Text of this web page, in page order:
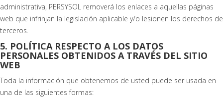
administrativa, PERSYSOL removerá los enlaces a aquellas páginas
web que infrinjan la legislación aplicable y/o lesionen los derechos de
terceros.
5. POLÍTICA RESPECTO A LOS DATOS
PERSONALES OBTENIDOS A TRAVÉS DEL SITIO
WEB
Toda la información que obtenemos de usted puede ser usada en
una de las siguientes formas: